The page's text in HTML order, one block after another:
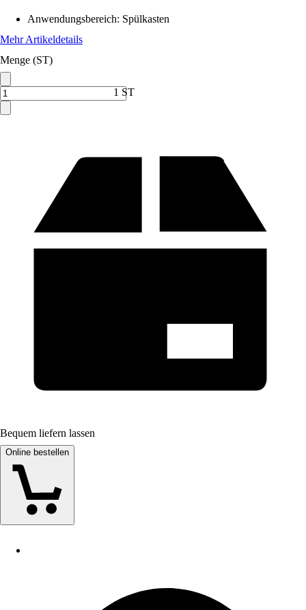
Anwendungsbereich: Spülkasten
Mehr Artikeldetails
Menge (ST)
1 ST
Bequem liefern lassen
Online bestellen